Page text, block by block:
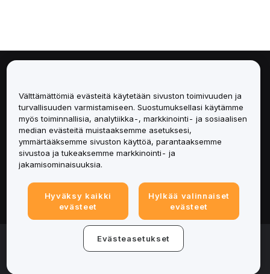
Palvelut
Tuki
Tuotteet
Lakiasiat
© 2025-2026 Bybit.eu. Kaikki oikeudet pidätetään.
Välttämättömiä evästeitä käytetään sivuston toimivuuden ja
turvallisuuden varmistamiseen. Suostumuksellasi käytämme
myös toiminnallisia, analytiikka-, markkinointi- ja sosiaalisen
median evästeitä muistaaksemme asetuksesi,
ymmärtääksemme sivuston käyttöä, parantaaksemme
sivustoa ja tukeaksemme markkinointi- ja
jakamisominaisuuksia.
Hyväksy kaikki
evästeet
Hylkää valinnaiset
evästeet
Evästeasetukset